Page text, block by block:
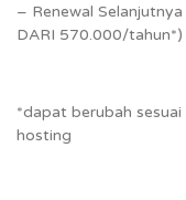
– Renewal
DARI 570.000/tahun*)
*dapat berubah
hosting